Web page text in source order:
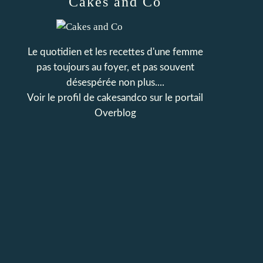
Le quotidien et les recettes d'une femme
pas toujours au foyer, et pas souvent
désespérée non plus....
Voir le profil de cakesandco sur le portail
Overblog